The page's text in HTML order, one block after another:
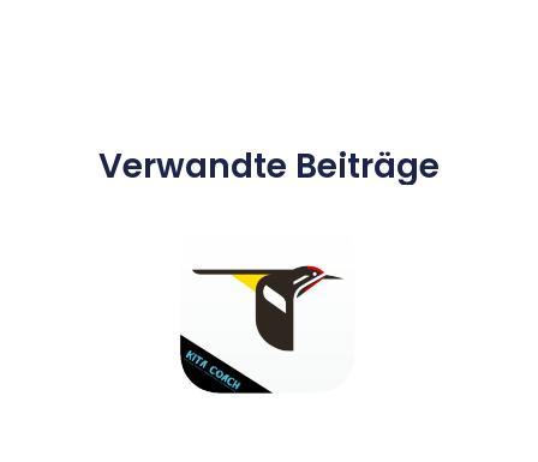
Verwandte Beiträge